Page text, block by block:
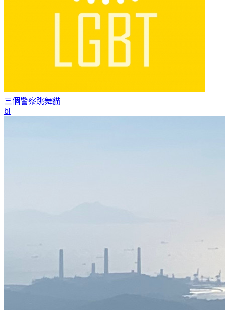
三個警察跳舞貓
bl